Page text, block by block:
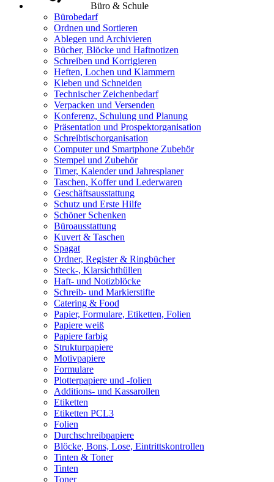
Büro & Schule
Bürobedarf
Ordnen und Sortieren
Ablegen und Archivieren
Bücher, Blöcke und Haftnotizen
Schreiben und Korrigieren
Heften, Lochen und Klammern
Kleben und Schneiden
Technischer Zeichenbedarf
Verpacken und Versenden
Konferenz, Schulung und Planung
Präsentation und Prospektorganisation
Schreibtischorganisation
Computer und Smartphone Zubehör
Stempel und Zubehör
Timer, Kalender und Jahresplaner
Taschen, Koffer und Lederwaren
Geschäftsausstattung
Schutz und Erste Hilfe
Schöner Schenken
Büroausstattung
Kuvert & Taschen
Spagat
Ordner, Register & Ringbücher
Steck-, Klarsichthüllen
Haft- und Notizblöcke
Schreib- und Markierstifte
Catering & Food
Papier, Formulare, Etiketten, Folien
Papiere weiß
Papiere farbig
Strukturpapiere
Motivpapiere
Formulare
Plotterpapiere und -folien
Additions- und Kassarollen
Etiketten
Etiketten PCL3
Folien
Durchschreibpapiere
Blöcke, Bons, Lose, Eintrittskontrollen
Tinten & Toner
Tinten
Toner